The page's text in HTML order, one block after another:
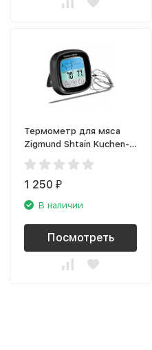
Термометр для мяса
Zigmund Shtain Kuchen-
Profi MP-60 B
1 250₽
В наличии
Посмотреть